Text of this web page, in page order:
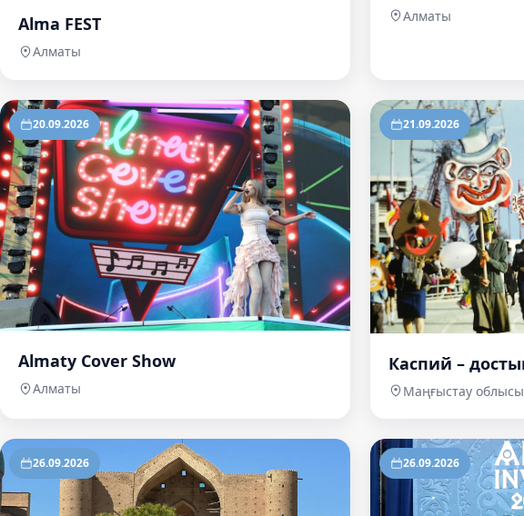
Alma FEST
Алматы
Алматы
20.09.2026
Almaty Cover Show
Алматы
21.09.2026
Каспий –
Маңғыстау облысы
26.09.2026 26.09.2026